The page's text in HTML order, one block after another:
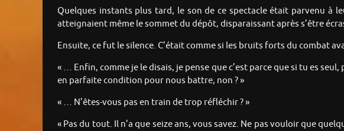
Quelques instants plus tard, le son de ce spectacle était parvenu à
atteignaient même le sommet du dépôt, disparaissant après s’être
Ensuite, ce fut le silence. C’était comme si les bruits forts du combat
« … Enfin, comme je le disais, je pense que c’est parce que si tu es
en parfaite condition pour nous battre, non ? »
« … N’êtes-vous pas en train de trop réfléchir ? »
« Pas du tout. Il n’a que seize ans, vous savez. Ne pas vouloir que